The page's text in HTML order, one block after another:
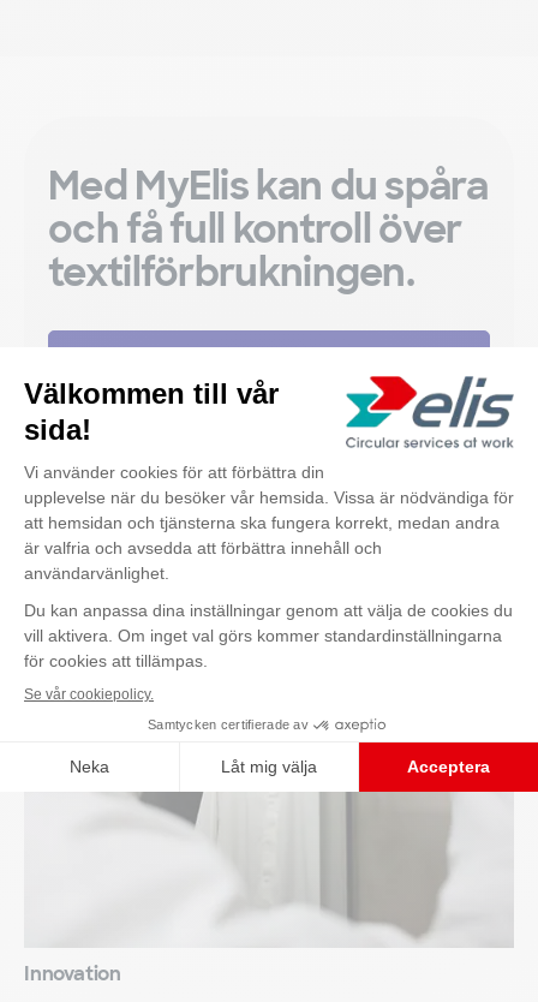
Med MyElis kan du spåra
och få full kontroll över
textilförbrukningen.
Upptäck också
Innovation
Kontakta oss